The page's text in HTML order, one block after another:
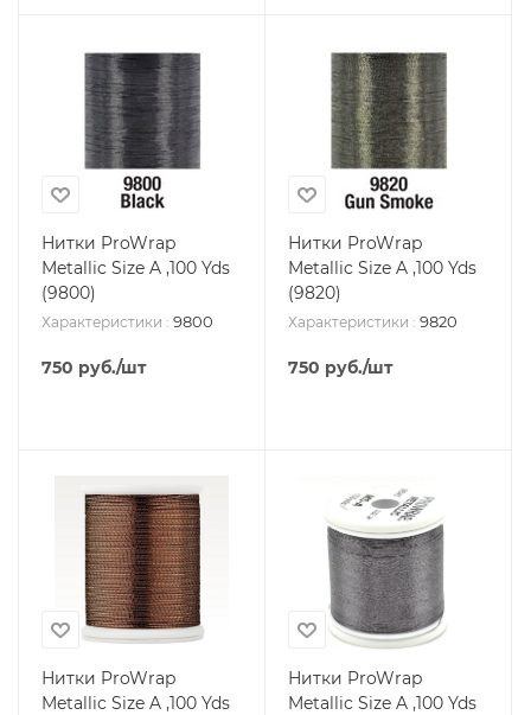
Нитки ProWrap
Metallic Size A ,100 Yds
(9800)
Характеристики : 9800
750 руб./шт
Нитки ProWrap
Metallic Size A ,100 Yds
(9820)
Характеристики : 9820
750 руб./шт
Нитки ProWrap
Metallic Size A ,100 Yds
Нитки ProWrap
Metallic Size A ,100 Yds